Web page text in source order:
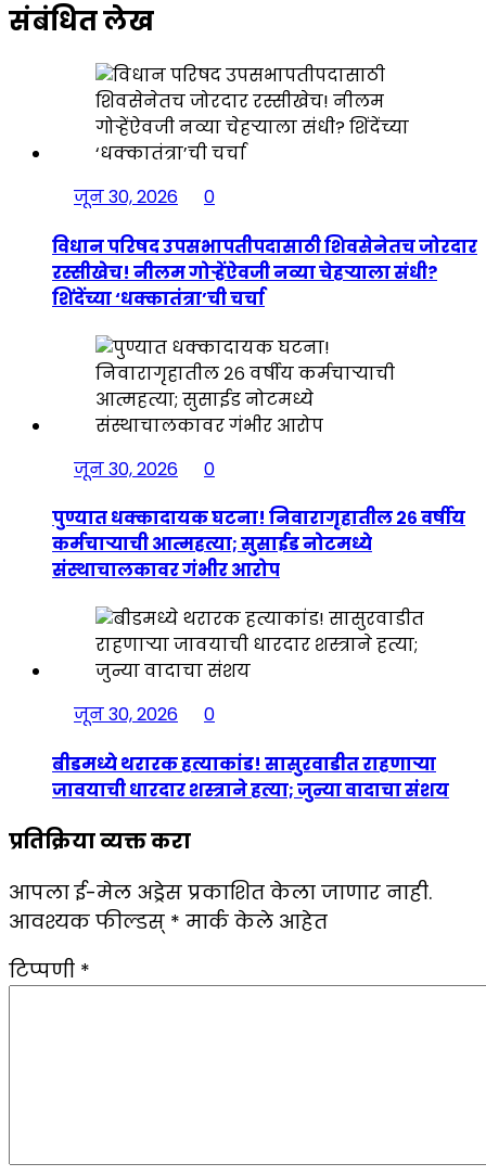
संबंधित लेख
जून 30, 2026
0
विधान परिषद उपसभापतीपदासाठी शिवसेनेतच जोरदार
रस्सीखेच! नीलम गोऱ्हेंऐवजी नव्या चेहऱ्याला संधी?
शिंदेंच्या ‘धक्कातंत्रा’ची चर्चा
जून 30, 2026
0
पुण्यात धक्कादायक घटना! निवारागृहातील २६ वर्षीय
कर्मचाऱ्याची आत्महत्या; सुसाईड नोटमध्ये
संस्थाचालकावर गंभीर आरोप
जून 30, 2026
0
बीडमध्ये थरारक हत्याकांड! सासुरवाडीत राहणाऱ्या
जावयाची धारदार शस्त्राने हत्या; जुन्या वादाचा संशय
प्रतिक्रिया व्यक्त करा
आपला ई-मेल अड्रेस प्रकाशित केला जाणार नाही.
आवश्यक फील्डस् * मार्क केले आहेत
टिप्पणी *